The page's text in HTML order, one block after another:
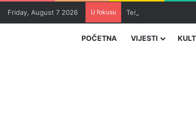
Friday, August 7 2026 U fokusu Teška nesreća kod
POČETNA VIJESTI